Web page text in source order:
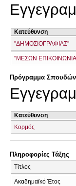
Κατεύθυνση
''ΔΗΜΟΣΙΟΓΡΑΦΙΑΣ''
''ΜΕΣΩΝ
Πρόγραμμα
Κατεύθυνση
Κορμός
Πληροφορίες Τάξης
Τίτλος
Ακαδημαϊκό Έτος